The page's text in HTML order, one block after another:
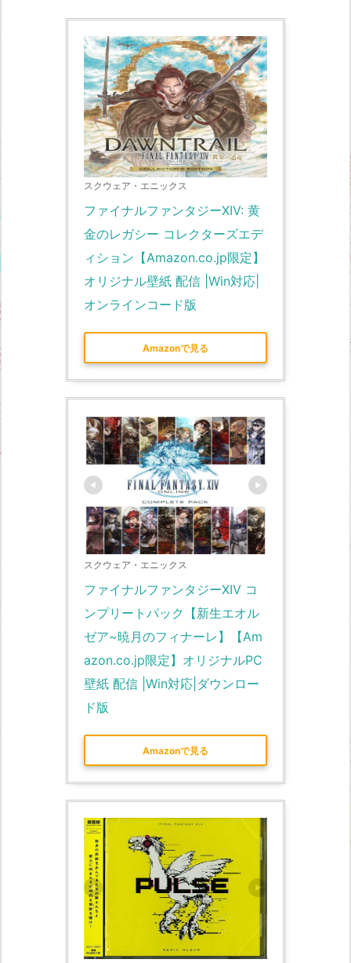
スクウェア・エニックス
ファイナルファンタジーXIV: 黄
金のレガシー コレクターズエデ
ィション【Amazon.co.jp限定】
オリジナル壁紙 配信 |Win対応|
オンラインコード版
Amazonで見る
スクウェア・エニックス
ファイナルファンタジーXIV コ
ンプリートパック【新生エオル
ゼア~暁月のフィナーレ】【Am
azon.co.jp限定】オリジナルPC
壁紙 配信 |Win対応|ダウンロー
ド版
Amazonで見る